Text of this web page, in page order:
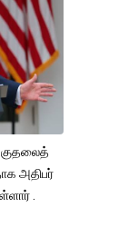
அதிபர்
.